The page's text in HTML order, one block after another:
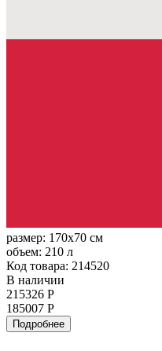
размер: 170x70 см
объем: 210 л
Код товара: 214520
В наличии
215326 Р
185007 Р
Подробнее